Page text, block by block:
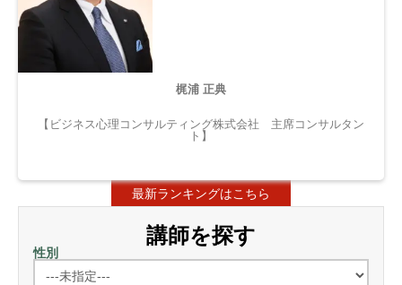
梶浦 正典
【ビジネス心理コンサルティング株式会社 主席コンサルタン
ト】
最新ランキングはこちら
講師を探す
性別